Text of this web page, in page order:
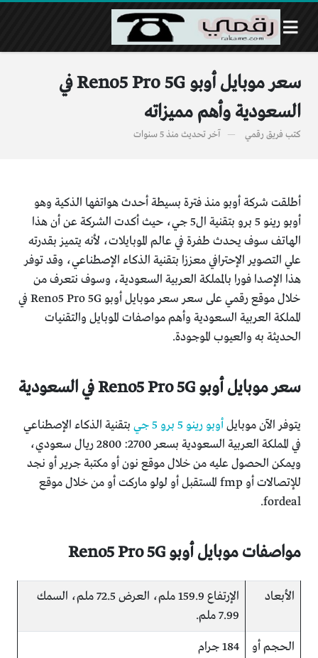
سعر موبايل أوبو Reno5 Pro 5G في
السعودية وأهم مميزاته
كتب فريق رقمي آخر تحديث منذ 5 سنوات
أطلقت شركة أوبو منذ فترة بسيطة أحدث هواتفها الذكية وهو
أوبو رينو 5 برو بتقنية ال5 جي، حيث أكدت الشركة عن أن هذا
الهاتف سوف يحدث طفرة في عالم الموبايلات، لأنه يتميز بقدرته
علي التصوير الإحترافي معززا بتقنية الذكاء الإصطناعي، وقد توفر
هذا الإصدا فورا بالمملكة العربية السعودية، وسوف نتعرف من
خلال موقع رقمي على سعر سعر موبايل أوبو Reno5 Pro 5G في
المملكة العربية السعودية وأهم مواصفات الموبايل والتقنيات
الحديثة به والعيوب الموجودة.
سعر موبايل أوبو Reno5 Pro 5G في السعودية
يتوفر الآن موبايل أوبو رينو 5 برو 5 جي
بتقنية الذكاء الإصطناعي
في المملكة العربية السعودية بسعر 2700: 2800 ريال سعودي،
ويمكن الحصول عليه من خلال موقع نون أو مكتبة جرير أو نجد
للإتصالات أو fmp المستقبل أو لولو ماركت أو من خلال موقع
fordeal.
مواصفات موبايل أوبو Reno5 Pro 5G
الأبعاد
الإرتفاع 159.9 ملم، العرض 72.5 ملم، السمك
7.99 ملم.
الحجم أو
184 جرام